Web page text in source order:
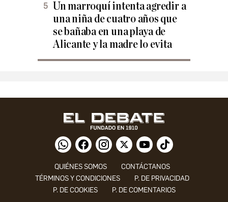
Un marroquí intenta agredir a
una niña de cuatro años que
se bañaba en una playa de
Alicante y la madre lo evita
QUIÉNES SOMOS
CONTÁCTANOS
TÉRMINOS Y CONDICIONES
P. DE PRIVACIDAD
P. DE COOKIES
P. DE COMENTARIOS